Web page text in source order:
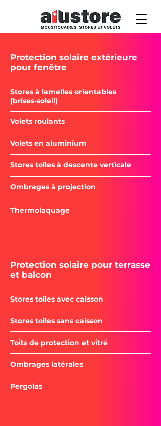
Protection solaire extérieure
pour fenêtre
Stores à lamelles orientables
(brises-soleil)
Volets roulants
Volets en aluminium
Stores toiles à descente verticale
Ombrages à projection
Thermolaquage
Protection solaire pour terrasse
et balcon
Stores toiles avec caisson
Stores toiles sans caisson
Toits de protection et vitré
Ombrages latérales
Pergolas